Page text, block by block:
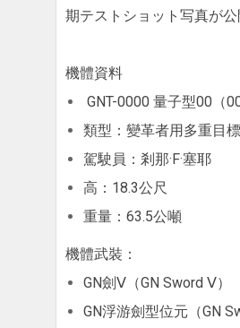
期テストショット写真が公
機體資料
GNT-0000 量子型00（
類型：變革者用多重目
駕駛員：剎那·F·塞耶
高：18.3公尺
重量：63.5公噸
機體武裝：
GN劍Ⅴ（GN Sword Ⅴ）
GN浮游劍型位元（GN